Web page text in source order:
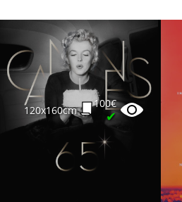
120x160cm
100€
✔